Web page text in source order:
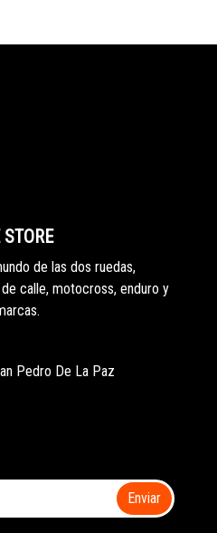
de las dos ruedas,
calle, motocross, enduro y
Pedro De La Paz
Enviar